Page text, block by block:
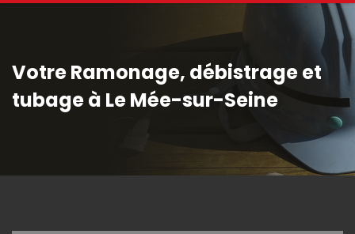
Votre Ramonage, débistrage et
tubage à Le Mée-sur-Seine